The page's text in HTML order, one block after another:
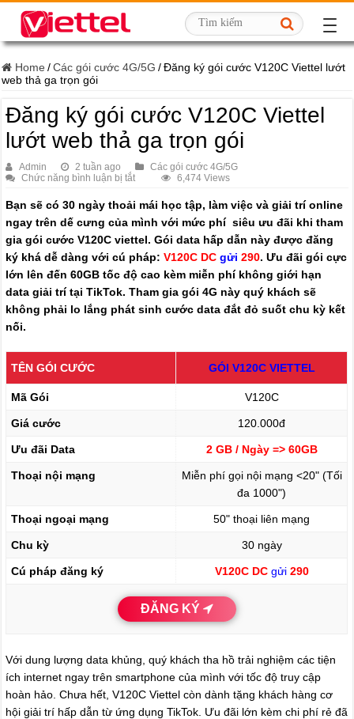
Home / Các gói cước 4G/5G / Đăng ký gói cước V120C Viettel lướt
web thả ga trọn gói
Đăng ký gói cước V120C Viettel
lướt web thả ga trọn gói
Admin 2 tuần ago
Các gói cước 4G/5G
Chức năng bình luận bị tắtở
ký
gói
cước
Viettel
lướt
web
thả
ga
trọn
gói
6,474 Views
Bạn sẽ có 30 ngày thoải mái học tập, làm việc và giải trí online
ngay trên dế cưng của mình với mức phí siêu ưu đãi khi tham
gia gói cước V120C viettel. Gói data hấp dẫn này được đăng
ký khá dễ dàng với cú pháp: V120C DCgửi 290. Ưu đãi gói cực
lớn lên đến 60GB tốc độ cao kèm miễn phí không giới hạn
data giải trí tại TikTok. Tham gia gói 4G này quý khách sẽ
không phải lo lắng phát sinh cước data đắt đỏ suốt chu kỳ kết
nối.
TÊN GÓI CƯỚC GÓI V120C VIETTEL
Mã Gói V120C
Giá cước 120.000đ
Ưu đãi Data 2 GB / Ngày => 60GB
Thoại nội mạng
Miễn phí gọi nội mạng <20" (Tối
đa 1000")
Thoại ngoại mạng 50" thoại liên mạng
Chu kỳ 30 ngày
Cú pháp đăng ký V120C DC gửi 290
ĐĂNG KÝ
Với dung lượng data khủng, quý khách tha hồ trải nghiệm các tiện
ích internet ngay trên smartphone của mình với tốc độ truy cập
hoàn hảo. Chưa hết, V120C Viettel còn dành tặng khách hàng cơ
hội giải trí hấp dẫn từ ứng dụng TikTok. Ưu đãi lớn kèm chi phí rẻ đã